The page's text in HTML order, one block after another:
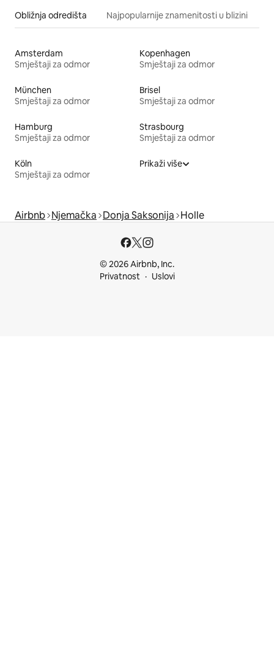
Obližnja odredišta Najpopularnije znamenitosti u blizini
Amsterdam
Smještaji za odmor
Kopenhagen
Smještaji za odmor
München
Smještaji za odmor
Brisel
Smještaji za odmor
Hamburg
Smještaji za odmor
Strasbourg
Smještaji za odmor
Köln
Smještaji za odmor
Prikaži više
Airbnb Njemačka Donja Saksonija Holle
© 2026 Airbnb, Inc.
Privatnost
Uslovi